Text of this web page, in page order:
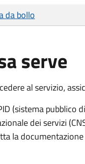
pagamento
da bollo
serve
al servizio,
(sistema pubblico
dei servizi
la